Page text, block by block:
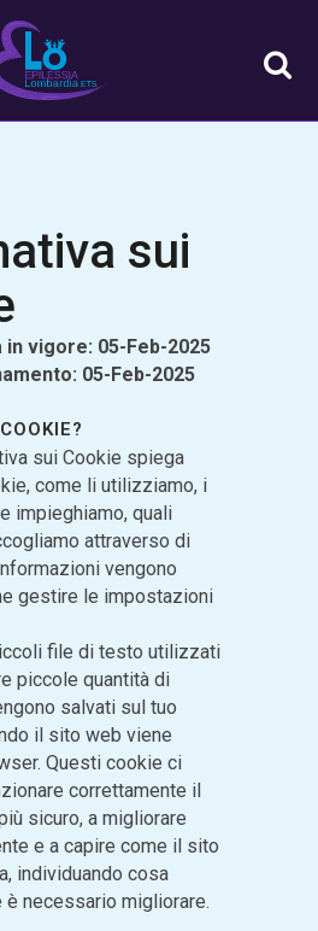
sui
in vigore: 05-Feb-2025
05-Feb-2025
sui Cookie spiega
come li utilizziamo, i
impieghiamo, quali
attraverso di
vengono
gestire le impostazioni
file di testo utilizzati
piccole quantità di
salvati sul tuo
il sito web viene
Questi cookie ci
correttamente il
sicuro, a migliorare
e a capire come il sito
individuando cosa
necessario migliorare.